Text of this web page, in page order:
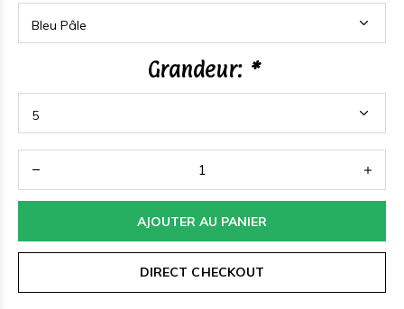
Grandeur: *
AJOUTER AU PANIER
DIRECT CHECKOUT